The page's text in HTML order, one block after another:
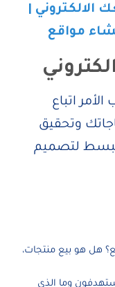
الالكتروني |
مواقع
اتباع
وتحقيق
لتصميم
هل هو بيع منتجات،
وما الذي